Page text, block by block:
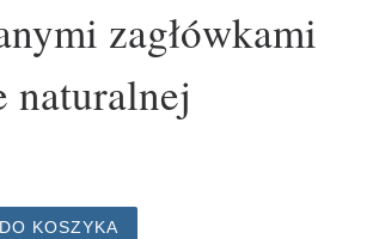
zagłówkami
naturalnej
III 260/190 cm z funkcją spania,
KOSZYKA